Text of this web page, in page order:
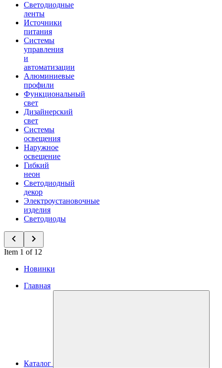
Светодиодные
ленты
Источники
питания
Системы
управления
и
автоматизации
Алюминиевые
профили
Функциональный
свет
Дизайнерский
свет
Системы
освещения
Наружное
освещение
Гибкий
неон
Светодиодный
декор
Электроустановочные
изделия
Светодиоды
Item 1 of 12
Новинки
Главная
Каталог